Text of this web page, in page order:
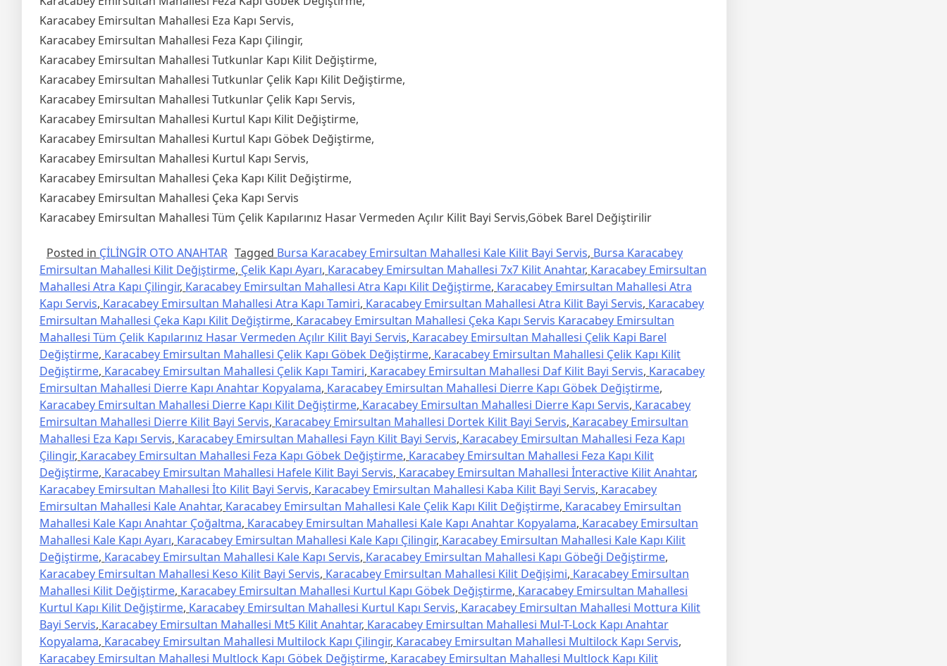
Karacabey Emirsultan Mahallesi Eza Kapı Servis,
Karacabey Emirsultan Mahallesi Feza Kapı Çilingir,
Karacabey Emirsultan Mahallesi Tutkunlar Kapı Kilit Değiştirme,
Karacabey Emirsultan Mahallesi Tutkunlar Çelik Kapı Kilit Değiştirme,
Karacabey Emirsultan Mahallesi Tutkunlar Çelik Kapı Servis,
Karacabey Emirsultan Mahallesi Kurtul Kapı Kilit Değiştirme,
Karacabey Emirsultan Mahallesi Kurtul Kapı Göbek Değiştirme,
Karacabey Emirsultan Mahallesi Kurtul Kapı Servis,
Karacabey Emirsultan Mahallesi Çeka Kapı Kilit Değiştirme,
Karacabey Emirsultan Mahallesi Çeka Kapı Servis
Karacabey Emirsultan Mahallesi Tüm Çelik Kapılarınız Hasar Vermeden Açılır Kilit Bayi Servis,Göbek Barel Değiştirilir
Posted in ÇİLİNGİR OTO ANAHTAR Tagged Bursa Karacabey Emirsultan Mahallesi Kale Kilit Bayi Servis, Bursa Karacabey
Emirsultan Mahallesi Kilit Değiştirme, Çelik Kapı Ayarı, Karacabey Emirsultan Mahallesi 7x7 Kilit Anahtar, Karacabey Emirsultan
Mahallesi Atra Kapı Çilingir, Karacabey Emirsultan Mahallesi Atra Kapı Kilit Değiştirme, Karacabey Emirsultan Mahallesi Atra
Kapı Servis, Karacabey Emirsultan Mahallesi Atra Kapı Tamiri, Karacabey Emirsultan Mahallesi Atra Kilit Bayi Servis, Karacabey
Emirsultan Mahallesi Çeka Kapı Kilit Değiştirme, Karacabey Emirsultan Mahallesi Çeka Kapı Servis Karacabey Emirsultan
Mahallesi Tüm Çelik Kapılarınız Hasar Vermeden Açılır Kilit Bayi Servis, Karacabey Emirsultan Mahallesi Çelik Kapi Barel
Değiştirme, Karacabey Emirsultan Mahallesi Çelik Kapı Göbek Değiştirme, Karacabey Emirsultan Mahallesi Çelik Kapı Kilit
Değiştirme, Karacabey Emirsultan Mahallesi Çelik Kapı Tamiri, Karacabey Emirsultan Mahallesi Daf Kilit Bayi Servis, Karacabey
Emirsultan Mahallesi Dierre Kapı Anahtar Kopyalama, Karacabey Emirsultan Mahallesi Dierre Kapı Göbek Değiştirme,
Karacabey Emirsultan Mahallesi Dierre Kapı Kilit Değiştirme, Karacabey Emirsultan Mahallesi Dierre Kapı Servis, Karacabey
Emirsultan Mahallesi Dierre Kilit Bayi Servis, Karacabey Emirsultan Mahallesi Dortek Kilit Bayi Servis, Karacabey Emirsultan
Mahallesi Eza Kapı Servis, Karacabey Emirsultan Mahallesi Fayn Kilit Bayi Servis, Karacabey Emirsultan Mahallesi Feza Kapı
Çilingir, Karacabey Emirsultan Mahallesi Feza Kapı Göbek Değiştirme, Karacabey Emirsultan Mahallesi Feza Kapı Kilit
Değiştirme, Karacabey Emirsultan Mahallesi Hafele Kilit Bayi Servis, Karacabey Emirsultan Mahallesi İnteractive Kilit Anahtar,
Karacabey Emirsultan Mahallesi İto Kilit Bayi Servis, Karacabey Emirsultan Mahallesi Kaba Kilit Bayi Servis, Karacabey
Emirsultan Mahallesi Kale Anahtar, Karacabey Emirsultan Mahallesi Kale Çelik Kapı Kilit Değiştirme, Karacabey Emirsultan
Mahallesi Kale Kapı Anahtar Çoğaltma, Karacabey Emirsultan Mahallesi Kale Kapı Anahtar Kopyalama, Karacabey Emirsultan
Mahallesi Kale Kapı Ayarı, Karacabey Emirsultan Mahallesi Kale Kapı Çilingir, Karacabey Emirsultan Mahallesi Kale Kapı Kilit
Değiştirme, Karacabey Emirsultan Mahallesi Kale Kapı Servis, Karacabey Emirsultan Mahallesi Kapı Göbeği Değiştirme,
Karacabey Emirsultan Mahallesi Keso Kilit Bayi Servis, Karacabey Emirsultan Mahallesi Kilit Değişimi, Karacabey Emirsultan
Mahallesi Kilit Değiştirme, Karacabey Emirsultan Mahallesi Kurtul Kapı Göbek Değiştirme, Karacabey Emirsultan Mahallesi
Kurtul Kapı Kilit Değiştirme, Karacabey Emirsultan Mahallesi Kurtul Kapı Servis, Karacabey Emirsultan Mahallesi Mottura Kilit
Bayi Servis, Karacabey Emirsultan Mahallesi Mt5 Kilit Anahtar, Karacabey Emirsultan Mahallesi Mul-T-Lock Kapı Anahtar
Kopyalama, Karacabey Emirsultan Mahallesi Multilock Kapı Çilingir, Karacabey Emirsultan Mahallesi Multilock Kapı Servis,
Karacabey Emirsultan Mahallesi Multlock Kapı Göbek Değiştirme, Karacabey Emirsultan Mahallesi Multlock Kapı Kilit